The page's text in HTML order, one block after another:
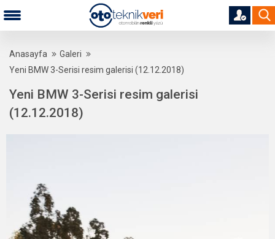
Anasayfa
Galeri
Yeni BMW 3-Serisi resim galerisi (12.12.2018)
Yeni BMW 3-Serisi resim galerisi
(12.12.2018)